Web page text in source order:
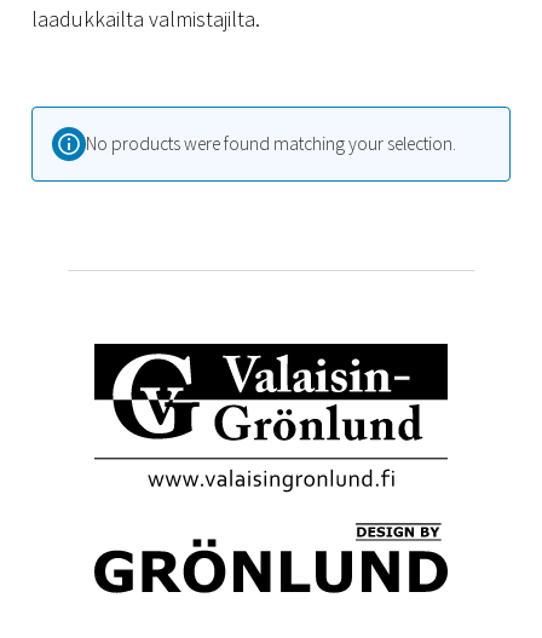
laadukkailta valmistajilta.
No products were found matching your selection.